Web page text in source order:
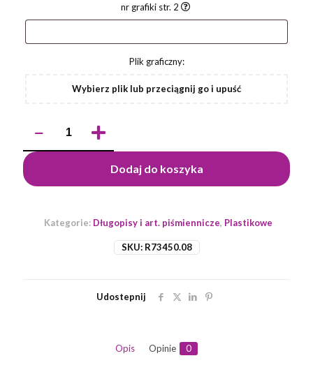
nr grafiki str. 2
Plik graficzny:
Wybierz plik lub przeciągnij go i upuść
Długopis
labiryntem
Maze,
czerwony
Dodaj do koszyka
SKU: R73450.08
Kategorie: Długopisy i art. piśmiennicze, Plastikowe
Udostepnij
Opis Opinie 0